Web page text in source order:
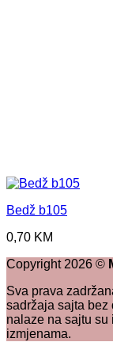
Bedž b105
0,70 KM
Copyright 2026 ©
Sva prava
sadržaja sajta
nalaze na sajtu su
izmjenama.